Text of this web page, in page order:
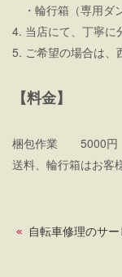
・輪行箱（専用ダ
4. 当店にて、丁寧に
5. ご希望の場合は、
【料金】
梱包作業 5000円
送料、輪行箱はお客
自転車修理のサ